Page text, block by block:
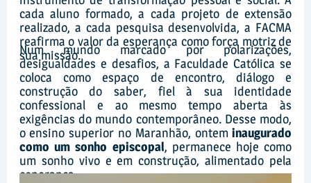
cada aluno formado, a cada projeto de extensão
realizado, a cada pesquisa desenvolvida, a FACMA
reafirma o valor da esperança como força motriz de
sua missão.
Num mundo marcado por polarizações,
desigualdades e desafios, a Faculdade Católica se
coloca como espaço de encontro, diálogo e
construção do saber, fiel à sua identidade
confessional e ao mesmo tempo aberta às
exigências do mundo contemporâneo. Desse modo,
o ensino superior no Maranhão, onteminaugurado
como um sonho episcopal, permanece hoje como
um sonho vivo e em construção, alimentado pela
esperança.